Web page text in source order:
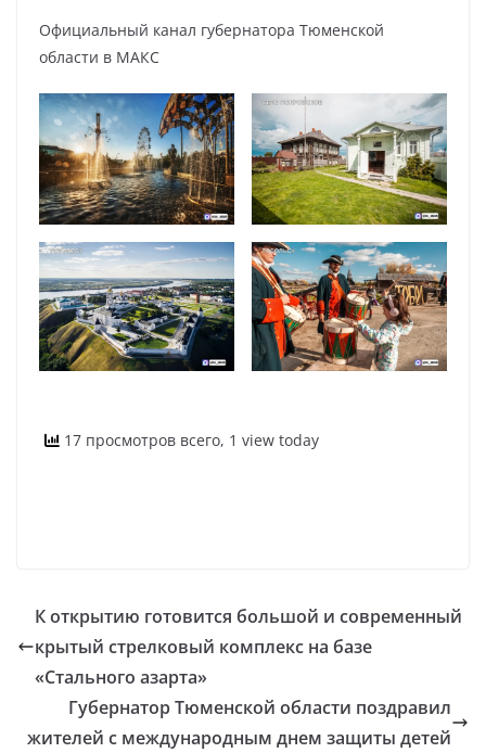
Официальный канал губернатора Тюменской
области в МАКС
17 просмотров всего, 1 view today
К открытию готовится большой и современный
крытый стрелковый комплекс на базе
«Стального азарта»
Губернатор Тюменской области поздравил
жителей с международным днем защиты детей